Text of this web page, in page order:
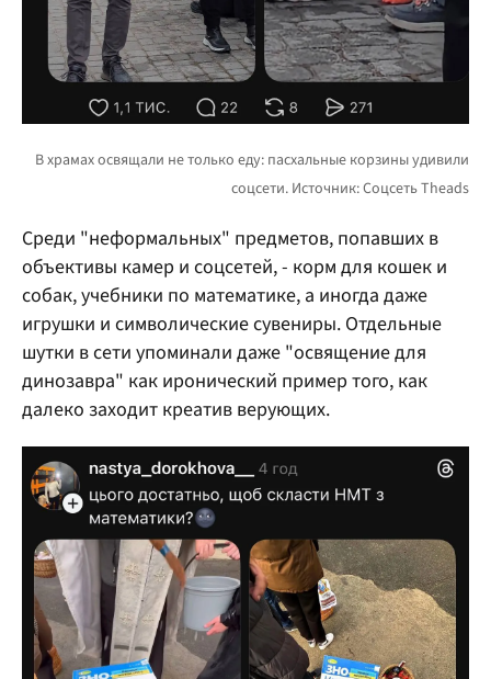
Среди "неформальных" предметов, попавших в
объективы камер и соцсетей, - корм для кошек и
собак, учебники по математике, а иногда даже
игрушки и символические сувениры. Отдельные
шутки в сети упоминали даже "освящение для
динозавра" как иронический пример того, как
далеко заходит креатив верующих.